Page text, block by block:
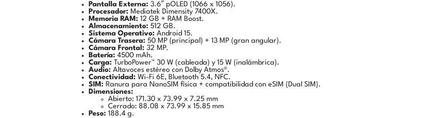
Pantalla Externa: 3.6″ pOLED (1066 x 1056).
Procesador: Mediatek Dimensity 7400X.
Memoria RAM: 12 GB + RAM Boost.
Almacenamiento: 512 GB.
Sistema Operativo: Android 15.
Cámara Trasera: 50 MP (principal) + 13 MP (gran angular).
Cámara Frontal: 32 MP.
Batería: 4500 mAh.
Carga: TurboPower™ 30 W (cableada) y 15 W (inalámbrica).
Audio: Altavoces estéreo con Dolby Atmos®.
Conectividad: Wi-Fi 6E, Bluetooth 5.4, NFC.
SIM: Ranura para NanoSIM física + compatibilidad con eSIM (Dual SIM).
Dimensiones:
Abierto: 171.30 x 73.99 x 7.25 mm
Cerrado: 88.08 x 73.99 x 15.85 mm
Peso: 188.4 g.